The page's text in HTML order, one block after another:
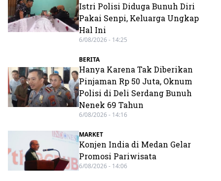
Istri Polisi Diduga Bunuh Diri
Pakai Senpi, Keluarga Ungkap
Hal Ini
6/08/2026 - 14:25
BERITA
Hanya Karena Tak Diberikan
Pinjaman Rp 50 Juta, Oknum
Polisi di Deli Serdang Bunuh
Nenek 69 Tahun
6/08/2026 - 14:16
MARKET
Konjen India di Medan Gelar
Promosi Pariwisata
6/08/2026 - 14:06